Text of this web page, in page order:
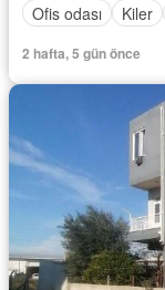
Ofis odası
Kiler
2 hafta, 5 gün önce